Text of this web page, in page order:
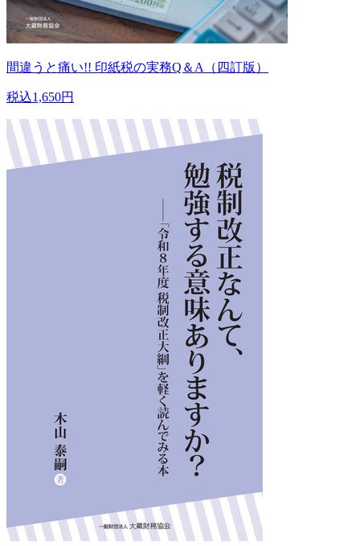
間違うと痛い!! 印紙税の実務Q＆A（四訂版）
税込1,650円